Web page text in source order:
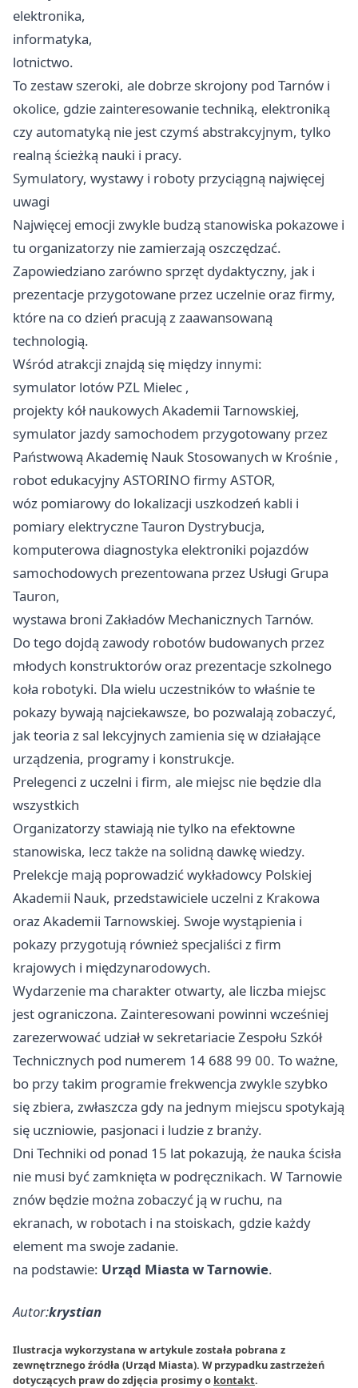
elektronika,
informatyka,
lotnictwo.
To zestaw szeroki, ale dobrze skrojony pod Tarnów i
okolice, gdzie zainteresowanie techniką, elektroniką
czy automatyką nie jest czymś abstrakcyjnym, tylko
realną ścieżką nauki i pracy.
Symulatory, wystawy i roboty przyciągną najwięcej
uwagi
Najwięcej emocji zwykle budzą stanowiska pokazowe i
tu organizatorzy nie zamierzają oszczędzać.
Zapowiedziano zarówno sprzęt dydaktyczny, jak i
prezentacje przygotowane przez uczelnie oraz firmy,
które na co dzień pracują z zaawansowaną
technologią.
Wśród atrakcji znajdą się między innymi:
symulator lotów PZL Mielec ,
projekty kół naukowych Akademii Tarnowskiej,
symulator jazdy samochodem przygotowany przez
Państwową Akademię Nauk Stosowanych w Krośnie ,
robot edukacyjny ASTORINO firmy ASTOR,
wóz pomiarowy do lokalizacji uszkodzeń kabli i
pomiary elektryczne Tauron Dystrybucja,
komputerowa diagnostyka elektroniki pojazdów
samochodowych prezentowana przez Usługi Grupa
Tauron,
wystawa broni Zakładów Mechanicznych Tarnów.
Do tego dojdą zawody robotów budowanych przez
młodych konstruktorów oraz prezentacje szkolnego
koła robotyki. Dla wielu uczestników to właśnie te
pokazy bywają najciekawsze, bo pozwalają zobaczyć,
jak teoria z sal lekcyjnych zamienia się w działające
urządzenia, programy i konstrukcje.
Prelegenci z uczelni i firm, ale miejsc nie będzie dla
wszystkich
Organizatorzy stawiają nie tylko na efektowne
stanowiska, lecz także na solidną dawkę wiedzy.
Prelekcje mają poprowadzić wykładowcy Polskiej
Akademii Nauk, przedstawiciele uczelni z Krakowa
oraz Akademii Tarnowskiej. Swoje wystąpienia i
pokazy przygotują również specjaliści z firm
krajowych i międzynarodowych.
Wydarzenie ma charakter otwarty, ale liczba miejsc
jest ograniczona. Zainteresowani powinni wcześniej
zarezerwować udział w sekretariacie Zespołu Szkół
Technicznych pod numerem 14 688 99 00. To ważne,
bo przy takim programie frekwencja zwykle szybko
się zbiera, zwłaszcza gdy na jednym miejscu spotykają
się uczniowie, pasjonaci i ludzie z branży.
Dni Techniki od ponad 15 lat pokazują, że nauka ścisła
nie musi być zamknięta w podręcznikach. W Tarnowie
znów będzie można zobaczyć ją w ruchu, na
ekranach, w robotach i na stoiskach, gdzie każdy
element ma swoje zadanie.
na podstawie: Urząd Miasta w Tarnowie.
Autor:krystian
Ilustracja wykorzystana w artykule została pobrana z
zewnętrznego źródła (Urząd Miasta). W przypadku zastrzeżeń
dotyczących praw do zdjęcia prosimy o kontakt.